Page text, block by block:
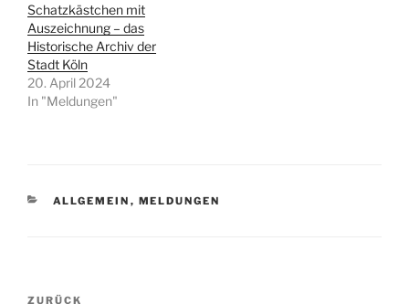
Schatzkästchen mit
Auszeichnung – das
Historische Archiv der
Stadt Köln
20. April 2024
In "Meldungen"
KATEGORIEN
ALLGEMEIN , MELDUNGEN
Beitragsnavigation
ZURÜCK